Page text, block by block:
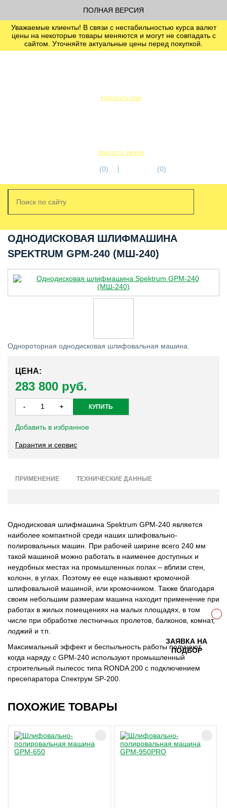
ПОЛНАЯ ВЕРСИЯ
Уважаемые клиенты! В связи с нестабильностью курса валют
цены на некоторые товары меняются и могут не совпадать с
сайтом. Уточняйте актуальные цены перед покупкой.
Написать нам
Заказать звонок
(0) (0)
ЗАЯВКА НА
ПОДБОР
ОДНОДИСКОВАЯ ШЛИФМАШИНА
SPEKTRUM GPM-240 (МШ-240)
Однороторная однодисковая шлифовальная машина.
ЦЕНА:
283 800 руб.
Добавить в избранное
Гарантия и сервис
ПРИМЕНЕНИЕ ТЕХНИЧЕСКИЕ ДАННЫЕ
Однодисковая шлифмашина Spektrum GPM-240 является
наиболее компактной среди наших шлифовально-
полировальных машин. При рабочей ширине всего 240 мм
такой машиной можно работать в наименее доступных и
неудобных местах на промышленных полах – вблизи стен,
колонн, в углах. Поэтому ее еще называют кромочной
шлифовальной машиной, или кромочником. Также благодаря
своим небольшим размерам машина находит применение при
работах в жилых помещениях на малых площадях, в том
числе при обработке лестничных пролетов, балконов, комнат,
лоджий и т.п.
Максимальный эффект и беспыльность работы получают,
когда наряду с GPM-240 используют промышленный
строительный пылесос типа RONDA 200 с подключением
пресепаратора Спектрум SP-200.
ПОХОЖИЕ ТОВАРЫ